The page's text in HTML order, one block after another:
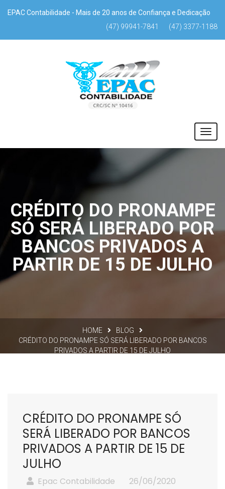
EPAC Contabilidade - Mais de 20 anos de Confiança e Dedicação
(47) 99941-7841
(47) 3377-1188
CRÉDITO DO PRONAMPE
SÓ SERÁ LIBERADO POR
BANCOS PRIVADOS A
PARTIR DE 15 DE JULHO
HOME
BLOG
CRÉDITO DO PRONAMPE SÓ SERÁ LIBERADO POR BANCOS
PRIVADOS A PARTIR DE 15 DE JULHO
CRÉDITO DO PRONAMPE SÓ
SERÁ LIBERADO POR BANCOS
PRIVADOS A PARTIR DE 15 DE
JULHO
Epac Contabilidade
26/06/2020